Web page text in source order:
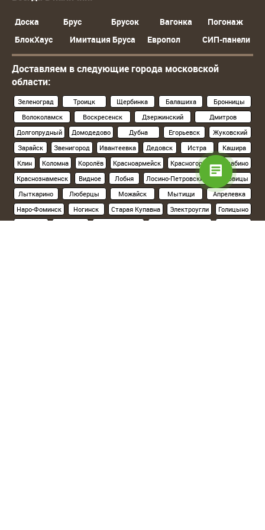
Доска Брус Брусок Вагонка
Погонаж
БлокХаус
Имитация Бруса Европол СИП-панели
Доставляем в следующие города московской
области:
Зеленоград Троицк Щербинка Балашиха
Бронницы
Волоколамск
Воскресенск Дзержинский
Дмитров
Долгопрудный
Домодедово Дубна Егорьевск
Жуковский
Зарайск
Звенигород Ивантеевка Дедовск Истра
Кашира
Клин
Коломна Королёв Красноармейск Красногорск
Нахабино
Краснознаменск
Видное Лобня Лосино-Петровский
Луховицы
Лыткарино
Люберцы Можайск Мытищи
Апрелевка
Наро-Фоминск
Ногинск Старая Купавна Электроугли
Голицыно